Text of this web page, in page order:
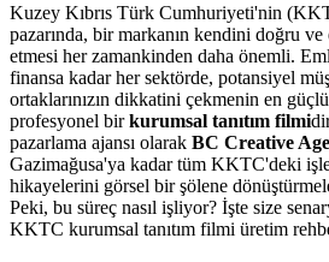
Kuzey Kıbrıs Türk Cumhuriyeti'nin
pazarında, bir markanın kendini doğru
etmesi her zamankinden daha önemli.
finansa kadar her sektörde, potansiyel
ortaklarınızın dikkatini çekmenin en
profesyonel birkurumsal tanıtım filmi
pazarlama ajansı olarak BC Creative
Gazimağusa'ya kadar tüm KKTC'deki
hikayelerini görsel bir şölene
Peki, bu süreç nasıl işliyor? İşte size
KKTC kurumsal tanıtım filmi üretim